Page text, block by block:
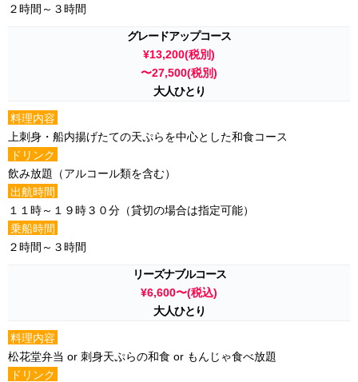
２時間～３時間
グレードアップコース
¥13,200(税別)
〜27,500(税別)
大人ひとり
料理内容
上刺身・船内揚げたての天ぷらを中心とした和食コース
ドリンク
飲み放題（アルコール類を含む）
出航時間
１１時～１９時３０分（貸切の場合は指定可能）
乗船時間
２時間～３時間
リーズナブルコース
¥6,600〜(税込)
大人ひとり
料理内容
松花堂弁当 or 刺身天ぷらの和食 or もんじゃ食べ放題
ドリンク